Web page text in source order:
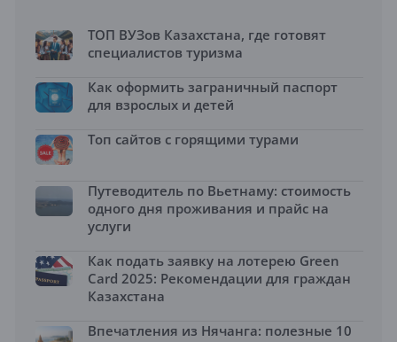
ТОП ВУЗов Казахстана, где готовят
специалистов туризма
Как оформить заграничный паспорт
для взрослых и детей
Топ сайтов с горящими турами
Путеводитель по Вьетнаму: стоимость
одного дня проживания и прайс на
услуги
Как подать заявку на лотерею Green
Card 2025: Рекомендации для граждан
Казахстана
Впечатления из Нячанга: полезные 10